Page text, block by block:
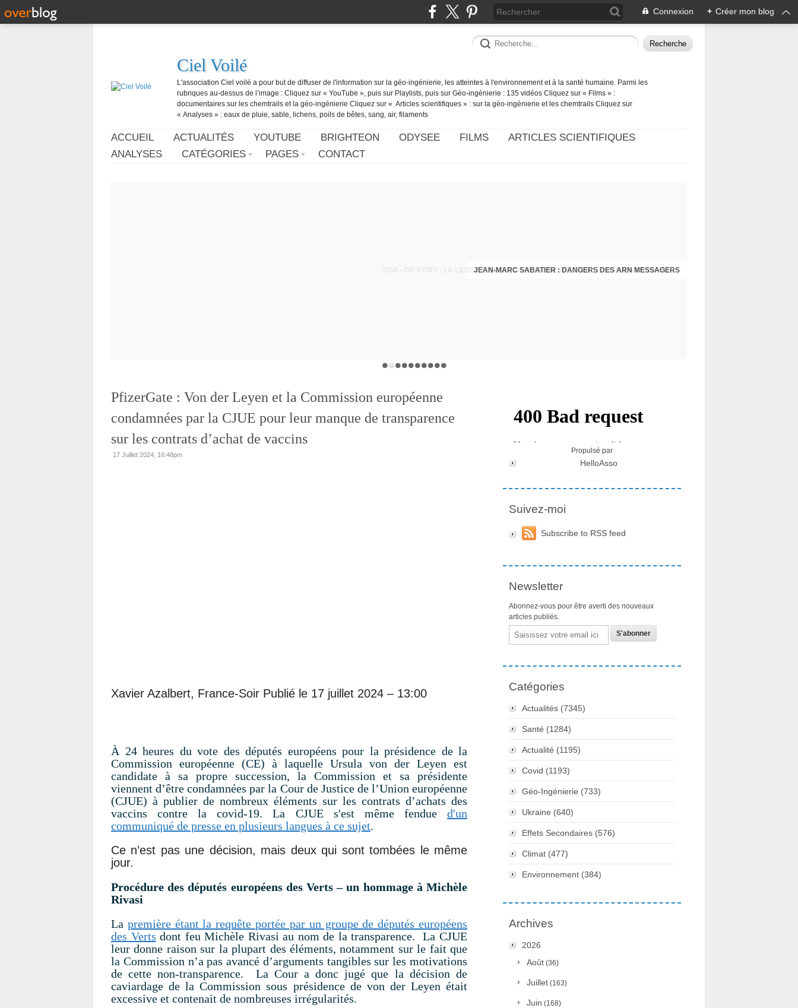
Connexion + Créer mon blog
Ciel Voilé
L'association Ciel voilé a pour but de diffuser de l'information sur la géo-ingénierie, les atteintes à l'environnement et à la santé humaine. Parmi les
rubriques au-dessus de l’image : Cliquez sur « YouTube », puis sur Playlists, puis sur Géo-ingénierie : 135 vidéos Cliquez sur « Films » :
documentaires sur les chemtrails et la géo-ingénierie Cliquez sur « Articles scientifiques » : sur la géo-ingénierie et les chemtrails Cliquez sur
« Analyses » : eaux de pluie, sable, lichens, poils de bêtes, sang, air, filaments
ACCUEIL ACTUALITÉS YOUTUBE BRIGHTEON ODYSEE FILMS
ARTICLES SCIENTIFIQUES
ANALYSES
CATÉGORIES PAGES CONTACT
JEAN-MARC SABATIER : DANGERS DES ARN MESSAGERS
USA - DR KORY : LA LICENCE DE SOIGNER OU RESPECTER LE SERMENT D'HIPPOCRATE CONTRE VENTS ET MARÉES
PfizerGate : Von der Leyen et la Commission européenne
condamnées par la CJUE pour leur manque de transparence
sur les contrats d’achat de vaccins
17 Juillet 2024, 16:48pm
Xavier Azalbert, France-Soir Publié le 17 juillet 2024 – 13:00
À 24 heures du vote des députés européens pour la présidence de la
Commission européenne (CE) à laquelle Ursula von der Leyen est
candidate à sa propre succession, la Commission et sa présidente
viennent d’être condamnées par la Cour de Justice de l’Union européenne
(CJUE) à publier de nombreux éléments sur les contrats d’achats des
vaccins contre la covid-19. La CJUE s'est même fendue d'un
communiqué de presse en plusieurs langues à ce sujet.
Ce n’est pas une décision, mais deux qui sont tombées le même
jour.
Procédure des députés européens des Verts – un hommage à Michèle
Rivasi
La première étant la requête portée par un groupe de députés européens
des Verts dont feu Michèle Rivasi au nom de la transparence. La CJUE
leur donne raison sur la plupart des éléments, notamment sur le fait que
la Commission n’a pas avancé d’arguments tangibles sur les motivations
de cette non-transparence. La Cour a donc jugé que la décision de
caviardage de la Commission sous présidence de von der Leyen était
excessive et contenait de nombreuses irrégularités.
Propulsé par
HelloAsso
Suivez-moi
Subscribe to RSS feed
Newsletter
Abonnez-vous pour être averti des nouveaux
articles publiés.
Email
Catégories
Actualités (7345)
Santé (1284)
Actualité (1195)
Covid (1193)
Géo-Ingénierie (733)
Ukraine (640)
Effets Secondaires (576)
Climat (477)
Environnement (384)
Archives
2026
Août (36)
Juillet (163)
Juin (168)